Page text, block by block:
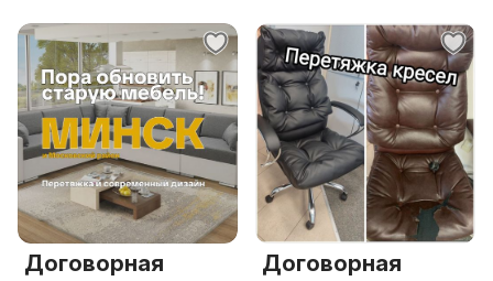
Договорная Договорная